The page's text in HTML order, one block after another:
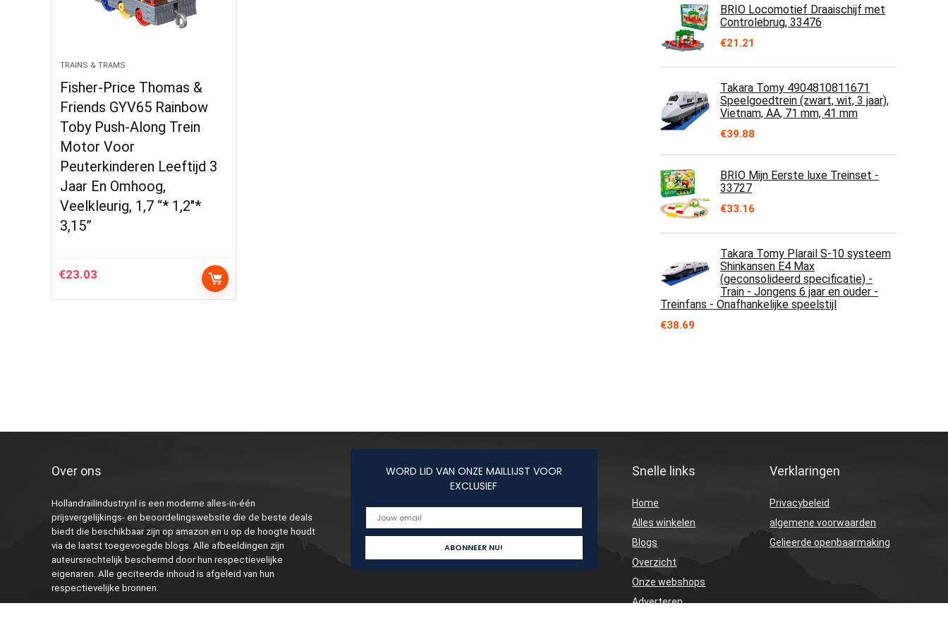
TRAINS & TRAMS
Fisher-Price Thomas &
Friends GYV65 Rainbow
Toby Push-Along Trein
Motor Voor
Peuterkinderen Leeftijd 3
Jaar En Omhoog,
Veelkleurig, 1,7 “* 1,2″*
3,15”
€23.03
BRIO Locomotief Draaischijf met
Controlebrug, 33476
€21.21
Takara Tomy 4904810811671
Speelgoedtrein (zwart, wit, 3 jaar),
Vietnam, AA, 71 mm, 41 mm
€39.88
BRIO Mijn Eerste luxe Treinset -
33727
€33.16
Takara Tomy Plarail S-10 systeem
Shinkansen E4 Max
(geconsolideerd specificatie) -
Train - Jongens 6 jaar en ouder -
Treinfans - Onafhankelijke speelstijl
€38.69
Over ons
Hollandrailindustry.nl is een moderne alles-in-één
prijsvergelijkings- en beoordelingswebsite die de beste deals
biedt die beschikbaar zijn op amazon en u op de hoogte houdt
via de laatst toegevoegde blogs. Alle afbeeldingen zijn
auteursrechtelijk beschermd door hun respectievelijke
eigenaren. Alle geciteerde inhoud is afgeleid van hun
respectievelijke bronnen.
WORD LID VAN ONZE MAILLIJST VOOR
EXCLUSIEF
Snelle links
Home
Alles winkelen
Blogs
Overzicht
Onze webshops
Adverteren
Verklaringen
Privacybeleid
algemene voorwaarden
Gelieerde openbaarmaking